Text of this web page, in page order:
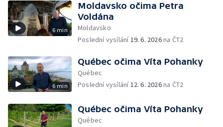
6 min
Moldavsko očima Petra
Voldána
Moldavsko
Poslední vysílání19. 6. 2026na ČT2
6 min
Québec očima Víta Pohanky
Québec
Poslední vysílání12. 6. 2026na ČT2
Québec očima Víta Pohanky
Québec